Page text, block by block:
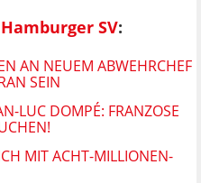
Hamburger SV:
AN NEUEM ABWEHRCHEF
SEIN
LUC DOMPÉ: FRANZOSE K
MIT ACHT-MILLIONEN-